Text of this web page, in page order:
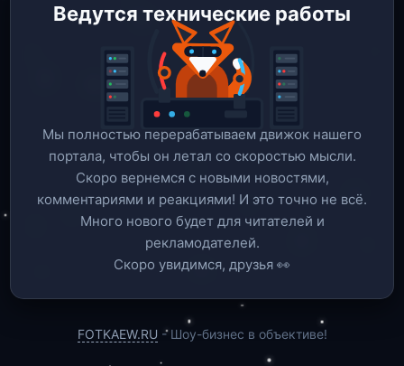
Ведутся технические работы
Мы полностью перерабатываем движок нашего
портала, чтобы он летал со скоростью мысли.
Скоро вернемся c новыми новостями,
комментариями и реакциями! И это точно не всё.
Много нового будет для читателей и
рекламодателей.
Скоро увидимся, друзья 👀
FOTKAEW.RU - Шоу-бизнес в объективе!